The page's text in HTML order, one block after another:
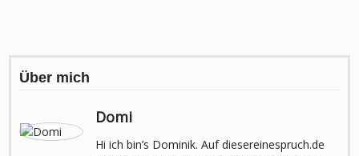
Über mich
Domi
Hi ich bin’s Dominik. Auf diesereinespruch.de